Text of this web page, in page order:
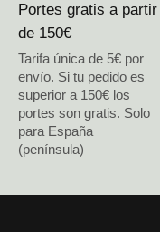
Portes gratis a partir
de 150€
Tarifa única de 5€ por
envío. Si tu pedido es
superior a 150€ los
portes son gratis. Solo
para España
(península)